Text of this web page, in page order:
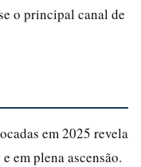
o principal canal de
em 2025 revela
em plena ascensão.